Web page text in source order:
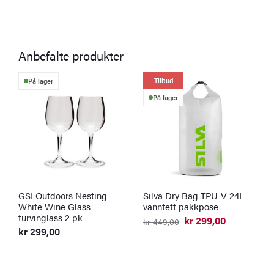
Anbefalte produkter
På lager
GSI Outdoors Nesting
White Wine Glass –
turvinglass 2 pk
kr299,00
Tilbud
På lager
Silva Dry Bag TPU-V 24L –
vanntett pakkpose
kr449,00
Opprinnelig
kr299,00
Nåværende